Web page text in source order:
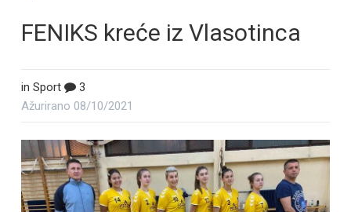
FENIKS kreće iz Vlasotinca
in Sport
3
Ažurirano 08/10/2021